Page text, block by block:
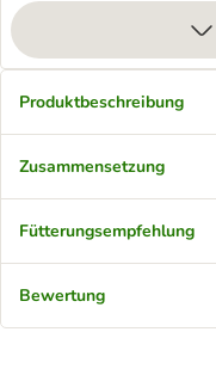
Produktbeschreibung
Zusammensetzung
Fütterungsempfehlung
Bewertung